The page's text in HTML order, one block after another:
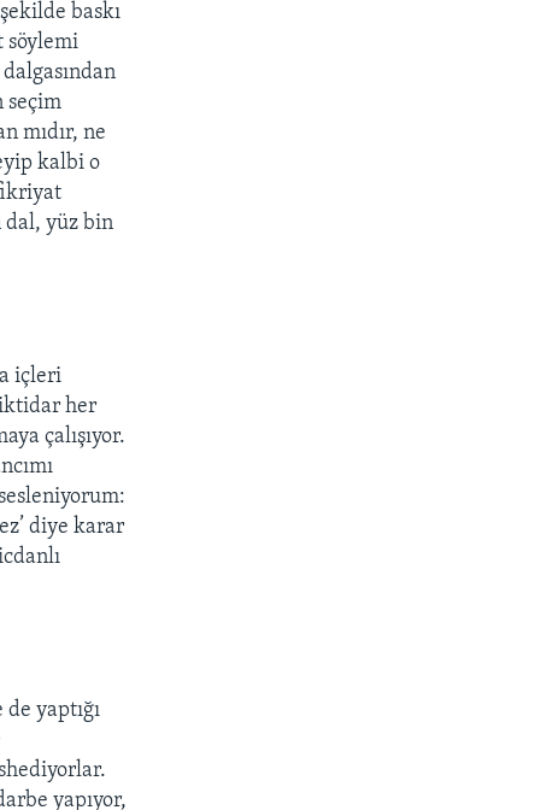
baskı
söylemi
seçim
mıdır, ne
kalbi o
dal, yüz bin
içleri
iktidar her
çalışıyor.
diye karar
yaptığı
yapıyor,